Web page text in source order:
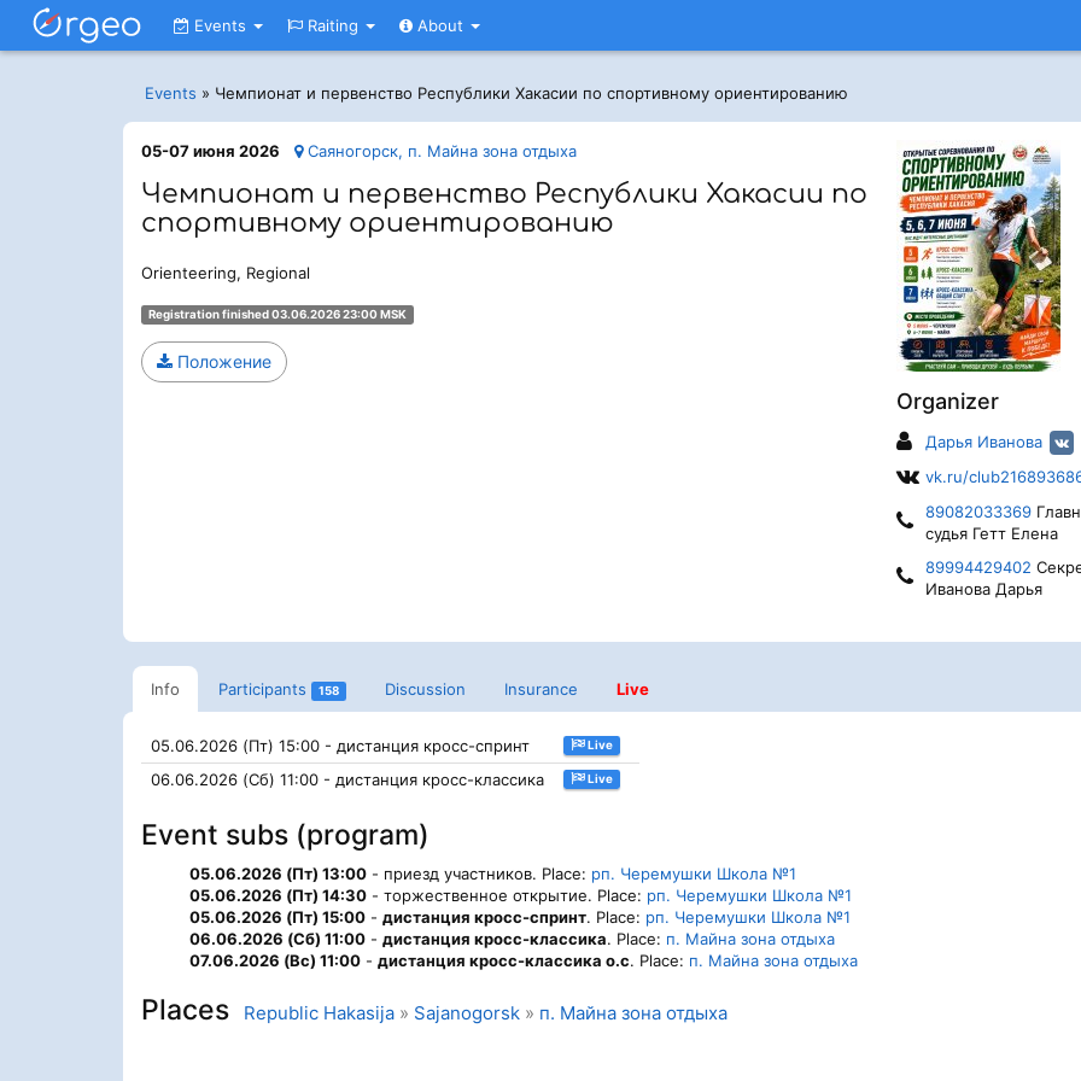
Events Raiting About
Events » Чемпионат и первенство Республики Хакасии по спортивному ориентированию
Organizer
Дарья Иванова
vk.ru/
89082033369
судья Гетт Елена
89994429402
Иванова Дарья
05-07 июня 2026 Саяногорск, п. Майна зона отдыха
Чемпионат и первенство Республики Хакасии по
спортивному ориентированию
Orienteering, Regional
Registration finished 03.06.2026 23:00 MSK
Положение
Info Participants 158 Discussion Insurance Live
05.06.2026 (Пт) 15:00 - дистанция кросс-спринт Live
06.06.2026 (Сб) 11:00 - дистанция кросс-классика Live
Event subs (program)
05.06.2026 (Пт) 13:00 - приезд участников. Place: рп. Черемушки Школа №1
05.06.2026 (Пт) 14:30 - торжественное открытие. Place: рп. Черемушки Школа №1
05.06.2026 (Пт) 15:00 - дистанция кросс-спринт. Place: рп. Черемушки Школа №1
06.06.2026 (Сб) 11:00 - дистанция кросс-классика. Place: п. Майна зона отдыха
07.06.2026 (Вс) 11:00 - дистанция кросс-классика о.с. Place: п. Майна зона отдыха
Places Republic Hakasija » Sajanogorsk » п. Майна зона отдыха